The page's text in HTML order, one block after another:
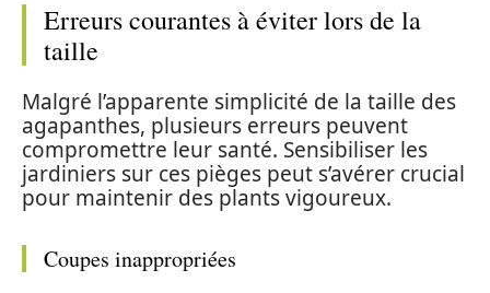
Erreurs courantes à éviter lors de la
taille
Malgré l’apparente simplicité de la taille des
agapanthes, plusieurs erreurs peuvent
compromettre leur santé. Sensibiliser les
jardiniers sur ces pièges peut s’avérer crucial
pour maintenir des plants vigoureux.
Coupes inappropriées